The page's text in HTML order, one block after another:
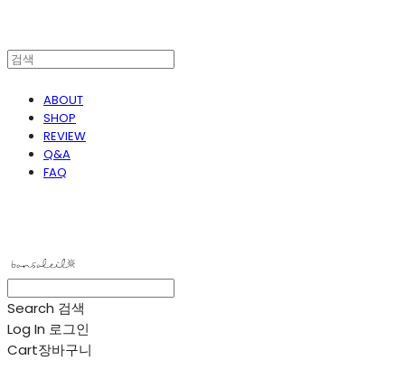
ABOUT
SHOP
REVIEW
Q&A
FAQ
Search 검색
Log In 로그인
Cart장바구니